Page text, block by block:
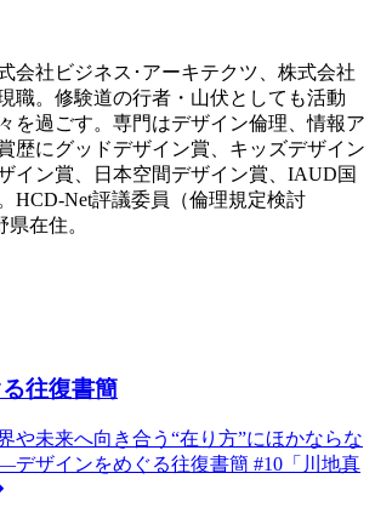
会社ビジネス･アーキテクツ、株式会社
職。修験道の行者・山伏としても活動
を過ごす。専門はデザイン倫理、情報ア
歴にグッドデザイン賞、キッズデザイン
イン賞、日本空間デザイン賞、IAUD国
HCD-Net評議委員（倫理規定検討
在住。
往復書簡
や未来へ向き合う“在り方”にほかならな
ザインをめぐる往復書簡 #10「川地真